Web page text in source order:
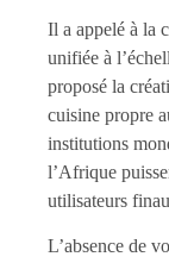
Il a appelé à la
unifiée à
proposé la
cuisine propre
institutions
l’Afrique
utilisateurs
L’absence de